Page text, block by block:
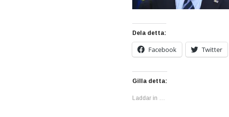
Dela detta:
Facebook Twitter
Gilla detta:
Laddar in …